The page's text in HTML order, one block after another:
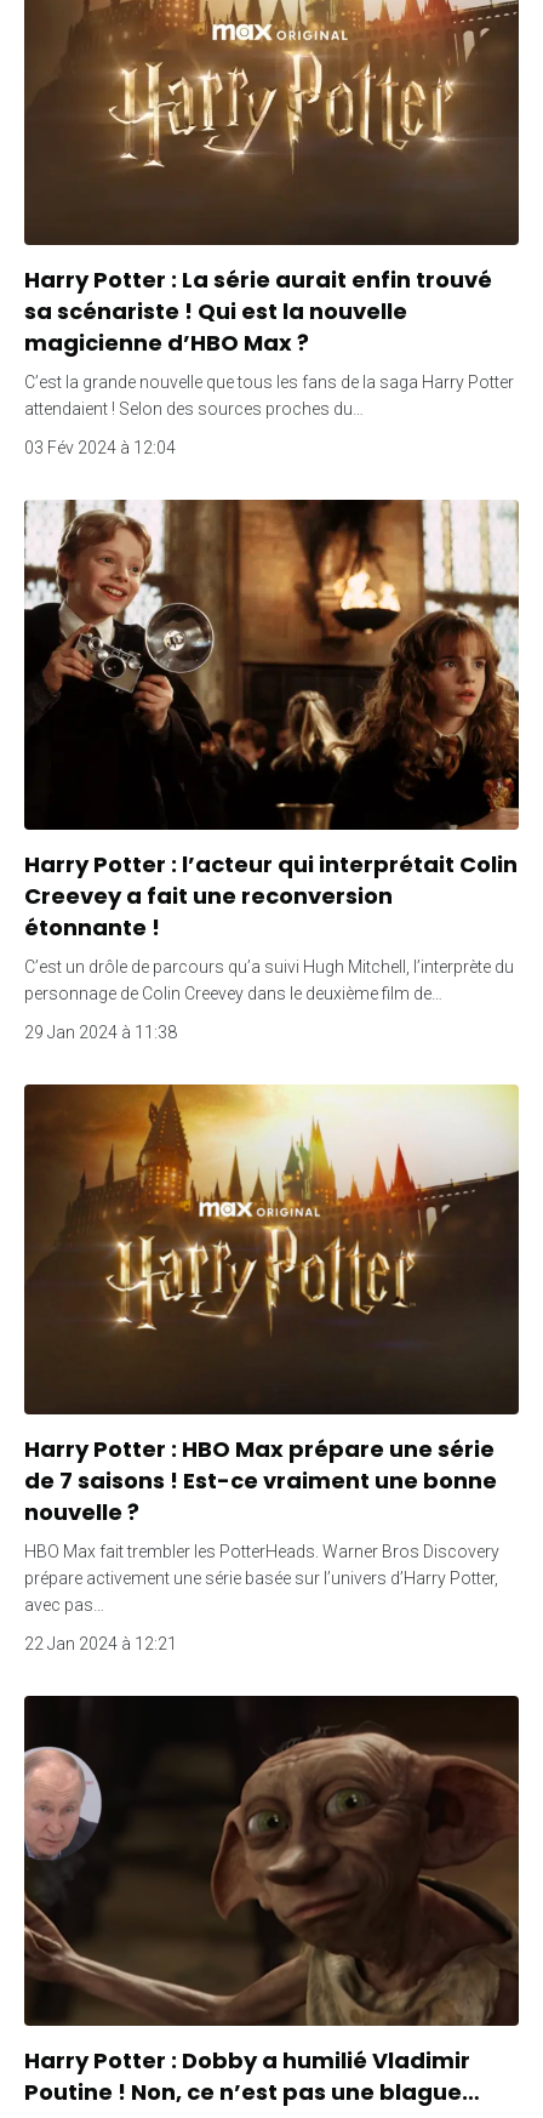
Harry Potter : La série aurait enfin trouvé
sa scénariste ! Qui est la nouvelle
magicienne d’HBO Max ?
C’est la grande nouvelle que tous les fans de la saga Harry Potter
attendaient ! Selon des sources proches du…
03 Fév 2024 à 12:04
Harry Potter : l’acteur qui interprétait Colin
Creevey a fait une reconversion
étonnante !
C’est un drôle de parcours qu’a suivi Hugh Mitchell, l’interprète du
personnage de Colin Creevey dans le deuxième film de…
29 Jan 2024 à 11:38
Harry Potter : HBO Max prépare une série
de 7 saisons ! Est-ce vraiment une bonne
nouvelle ?
HBO Max fait trembler les PotterHeads. Warner Bros Discovery
prépare activement une série basée sur l’univers d’Harry Potter,
avec pas…
22 Jan 2024 à 12:21
Harry Potter : Dobby a humilié Vladimir
Poutine ! Non, ce n’est pas une blague…